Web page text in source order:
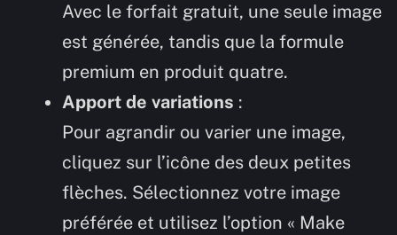
Avec le forfait gratuit, une seule image
est générée, tandis que la formule
premium en produit quatre.
Apport de variations :
Pour agrandir ou varier une image,
cliquez sur l’icône des deux petites
flèches. Sélectionnez votre image
préférée et utilisez l’option « Make